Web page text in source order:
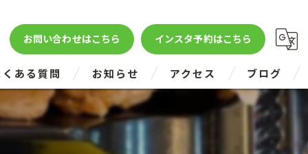
お問い合わせはこちら インスタ予約はこちら
ある質問 お知らせ アクセス ブログ